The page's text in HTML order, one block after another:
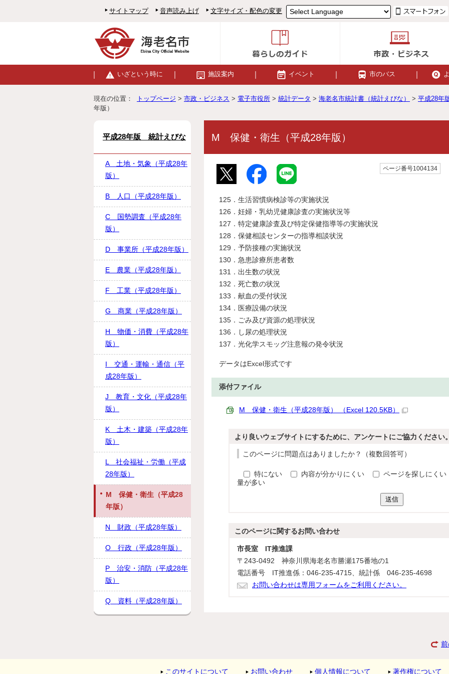
サイトマップ 音声読み上げ 文字サイズ・配色の変更
いざという時に 施設案内 イベント 市のバス
現在の位置： トップページ > 市政・ビジネス > 電子市役所 > 統計データ > 海老名市統計書（統計えびな） > 平成28年
年版）
M 保健・衛生（平成28年版）
ページ番号1004134
125．生活習慣病検診等の実施状況
126．妊婦・乳幼児健康診査の実施状況等
127．特定健康診査及び特定保健指導等の実施状況
128．保健相談センターの指導相談状況
129．予防接種の実施状況
130．急患診療所患者数
131．出生数の状況
132．死亡数の状況
133．献血の受付状況
134．医療設備の状況
135．ごみ及び資源の処理状況
136．し尿の処理状況
137．光化学スモッグ注意報の発令状況
データはExcel形式です
添付ファイル
M 保健・衛生（平成28年版） （Excel 120.5KB）
より良いウェブサイトにするために、アンケートにご協力ください
このページに問題点はありましたか？（複数回答可）
特にない 内容が分かりにくい
ページを探しにくい
量が多い
送信
このページに関するお問い合わせ
市長室 IT推進課
〒243-0492 神奈川県海老名市勝瀬175番地の1
電話番号 IT推進係：046-235-4715、統計係 046-235-4698
お問い合わせは専用フォームをご利用ください。
平成28年版 統計えびな
A 土地・気象（平成28年
版）
B 人口（平成28年版）
C 国勢調査（平成28年
版）
D 事業所（平成28年版）
E 農業（平成28年版）
F 工業（平成28年版）
G 商業（平成28年版）
H 物価・消費（平成28年
版）
I 交通・運輸・通信（平
成28年版）
J 教育・文化（平成28年
版）
K 土木・建築（平成28年
版）
L 社会福祉・労働（平成
28年版）
M 保健・衛生（平成28
年版）
N 財政（平成28年版）
O 行政（平成28年版）
P 治安・消防（平成28年
版）
Q 資料（平成28年版）
このサイトについて お問い合わせ 個人情報について 著作権について